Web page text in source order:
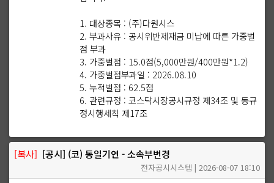
1. 대상종목 : (주)다원시스
2. 부과사유 : 공시위반제재금 미납에 따른 가중벌
점 부과
3. 가중벌점 : 15.0점(5,000만원/400만원*1.2)
4. 가중벌점부과일 : 2026.08.10
5. 누적벌점 : 62.5점
6. 관련규정 : 코스닥시장공시규정 제34조 및 동규
정시행세칙 제17조
[복사] [공시] (코) 동일기연 - 소속부변경
전자공시시스템 | 2026-08-07 18:10